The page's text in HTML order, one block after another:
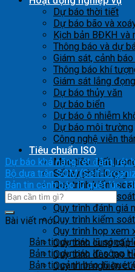
Dự báo thời tiết
Dự báo bão và
Kịch bản BĐKH và
Thông báo và dự
Giám sát, cảnh báo
Thông báo khí
Giám sát lắng
Dự báo thủy văn
Dự báo biển
Dự báo ô nhiễm
Dự báo môi trường
Công nghệ viễn
Tiêu chuẩn ISO
Mục tiêu chất
Sổ tay chất lượng
Quy trình kiểm
Quy trình kiểm
Quy trình đánh giá
Quy trình kiểm
Quy trình họp xem
Quy trình cung
Quy trình đào tạo
Quy trình nghiên
Dự báo khả năng rét đậm, rét
Bộ dựa trên SOM (Self-
Bản tin cảnh báo lũ quét lúc
Bài viết mới
Bản tin dự báo lũ sông
Bản tin dự báo lũ sông
Bản tin cảnh báo lũ